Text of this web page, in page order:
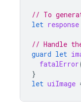
// To
let response
// Handle
guard let
fatalError
}
let uiImage